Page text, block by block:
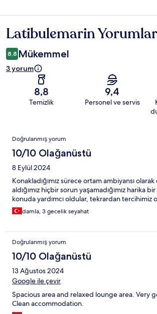
Yorumlar
Latibulemarin
8,8 Mükemmel
3 yorum
8,8
Temizlik
9,4
Personel ve servis
Yorumlar
Doğrulanmış yorum
10/10 Olağanüstü
8 Eylül 2024
Konakladığımız sürece ortam ambiyansı
aldığımız hiçbir sorun yaşamadığımız harika
konuda yardımcı oldular, tekrardan tercihimiz
damla, 3 gecelik seyahat
Doğrulanmış yorum
10/10 Olağanüstü
13 Ağustos 2024
Google ile çevir
Spacious area and relaxed lounge area. Very
Clean accommodation.